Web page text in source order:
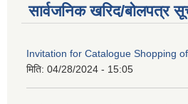
सार्वजनिक खरिद/बोलपत्र
Invitation for Catalogue Shopping
मिति: 04/28/2024 - 15:05